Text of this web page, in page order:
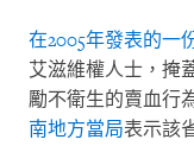
在2005年發表的一
艾滋維權人士，掩
勵不衛生的賣血行
南地方當局表示該